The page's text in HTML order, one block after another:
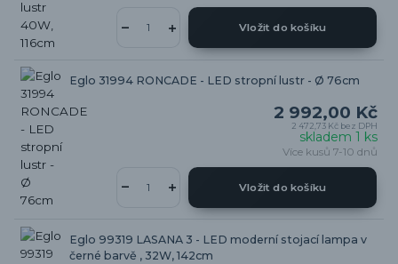
Vložit do košíku
Eglo 31994 RONCADE - LED stropní lustr - Ø 76cm
2 992,00 Kč
2 472,73 Kč bez DPH
skladem 1 ks
Více kusů 7-10 dnů
Vložit do košíku
Eglo 99319 LASANA 3 - LED moderní stojací lampa v
černé barvě , 32W, 142cm